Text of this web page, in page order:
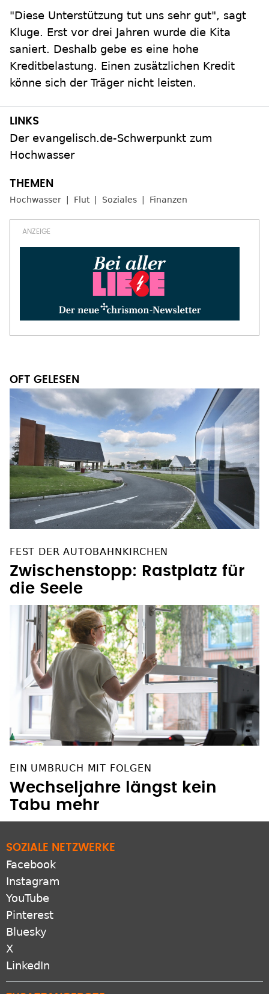
"Diese Unterstützung tut uns sehr gut", sagt
Kluge. Erst vor drei Jahren wurde die Kita
saniert. Deshalb gebe es eine hohe
Kreditbelastung. Einen zusätzlichen Kredit
könne sich der Träger nicht leisten.
Der evangelisch.de-Schwerpunkt zum
Hochwasser
Hochwasser Flut Soziales Finanzen
OFT GELESEN
FEST DER AUTOBAHNKIRCHEN
Zwischenstopp: Rastplatz für
die Seele
EIN UMBRUCH MIT FOLGEN
Wechseljahre längst kein
Tabu mehr
SOZIALE NETZWERKE
Facebook
Instagram
YouTube
Pinterest
Bluesky
X
LinkedIn